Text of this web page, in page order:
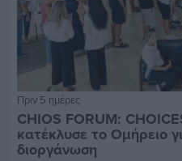
Πριν 5 ημέρες
CHIOS FORUM:
κατέκλυσε το Ομήρειο
διοργάνωση